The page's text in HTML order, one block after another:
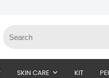
SKIN CARE KIT